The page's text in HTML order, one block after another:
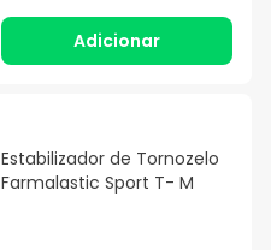
Adicionar
Estabilizador de Tornozelo
Farmalastic Sport T- M